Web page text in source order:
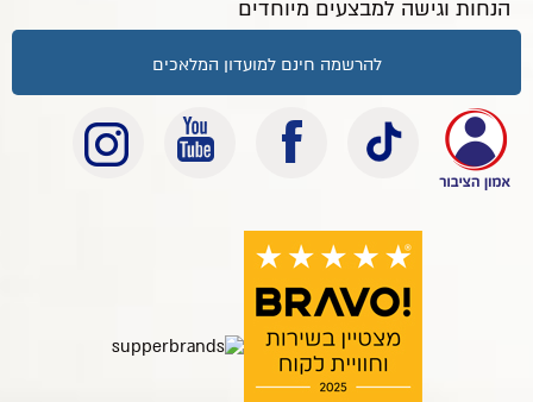
הנחות וגישה למבצעים מיוחדים
להרשמה חינם למועדון המלאכים